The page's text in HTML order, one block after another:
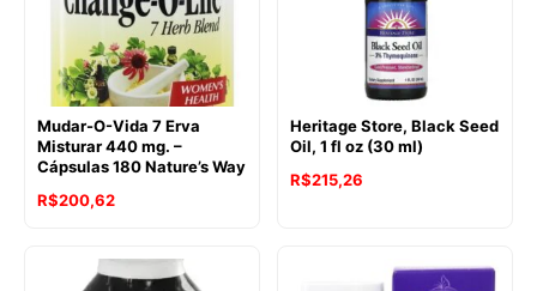
Mudar-O-Vida 7 Erva
Misturar 440 mg. –
Cápsulas 180 Nature’s Way
R$200,62
Heritage Store, Black Seed
Oil, 1 fl oz (30 ml)
R$215,26